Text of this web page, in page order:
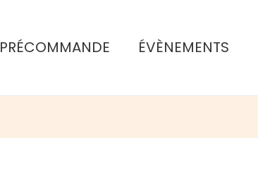
PRÉCOMMANDE ÉVÈNEMENTS